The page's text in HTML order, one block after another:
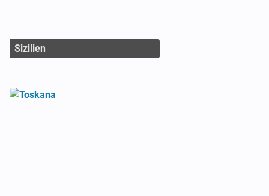
Sizilien